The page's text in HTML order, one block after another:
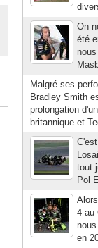
On
été
Malgré ses
Bradley Smith
prolongation
britannique et
tout
Pol
4 au
en